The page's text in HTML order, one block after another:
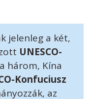
jelenleg a két,
UNESCO-
három, Kína
Konfuciusz
az